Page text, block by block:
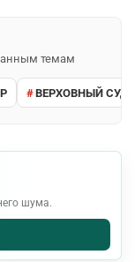
темам
ВЕРХОВНЫЙ СУД
шума.